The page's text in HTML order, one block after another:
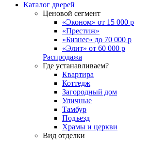
Каталог дверей
Ценовой сегмент
«Эконом» от 15 000 р
«Престиж»
«Бизнес» до 70 000 р
«Элит» от 60 000 р
Распродажа
Где устанавливаем?
Квартира
Коттедж
Загородный дом
Уличные
Тамбур
Подъезд
Храмы и церкви
Вид отделки